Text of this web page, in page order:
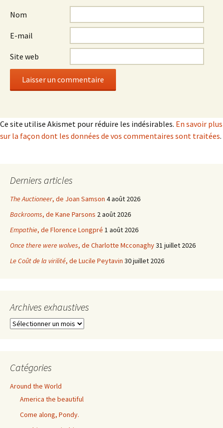
Nom
E-mail
Site web
Ce site utilise Akismet pour réduire les indésirables. En savoir plus
sur la façon dont les données de vos commentaires sont traitées.
Derniers articles
The Auctioneer, de Joan Samson 4 août 2026
Backrooms, de Kane Parsons 2 août 2026
Empathie, de Florence Longpré 1 août 2026
Once there were wolves, de Charlotte Mcconaghy31 juillet 2026
Le Coût de la virilité, de Lucile Peytavin 30 juillet 2026
Archives exhaustives
Archives
Catégories
Around the World
America the beautiful
Come along, Pondy.